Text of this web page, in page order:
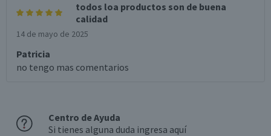
todos loa productos son de buena
calidad
14 de mayo de 2025
Patricia
no tengo mas comentarios
Centro de Ayuda
Si tienes alguna duda ingresa aquí